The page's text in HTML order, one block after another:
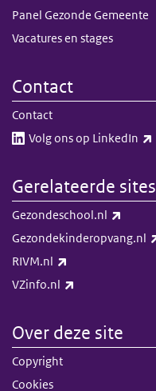
Panel Gezonde Gemeente
Vacatures en stages
Contact
Contact
Volg ons op LinkedIn​​
Gerelateerde sites
Gezondeschool.nl
Gezondekinderopvang.nl
RIVM.nl
VZinfo.nl
Over deze site
Copyright
Cookies